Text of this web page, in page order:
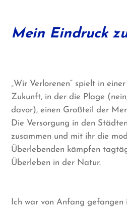
Mein Eindruck
„Wir Verlorenen“ spielt in
Zukunft, in der die Plage
davor), einen Großteil der
Die Versorgung in den
zusammen und mit ihr die
Überlebenden kämpfen
Überleben in der Natur.
Ich war von Anfang gefangen